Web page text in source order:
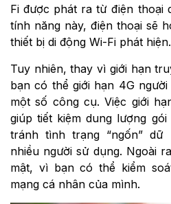
Fi được phát ra từ điện thoại
tính năng này, điện thoại sẽ
thiết bị di động Wi-Fi phát hiện.
Tuy nhiên, thay vì giới hạn
bạn có thể giới hạn 4G
một số công cụ. Việc giới
giúp tiết kiệm dung lượng
tránh tình trạng “ngốn”
nhiều người sử dụng. Ngoài
mật, vì bạn có thể kiểm
mạng cá nhân của mình.